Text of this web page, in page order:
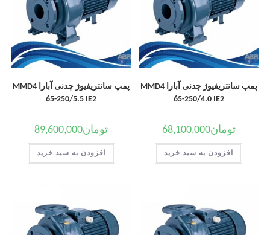
پمپ سانتریفیوژ چدنی آبارا MMD4
65-250/4.0 IE2
تومان68,100,000
افزودن به سبد خرید
پمپ سانتریفیوژ چدنی آبارا MMD4
65-250/5.5 IE2
تومان89,600,000
افزودن به سبد خرید